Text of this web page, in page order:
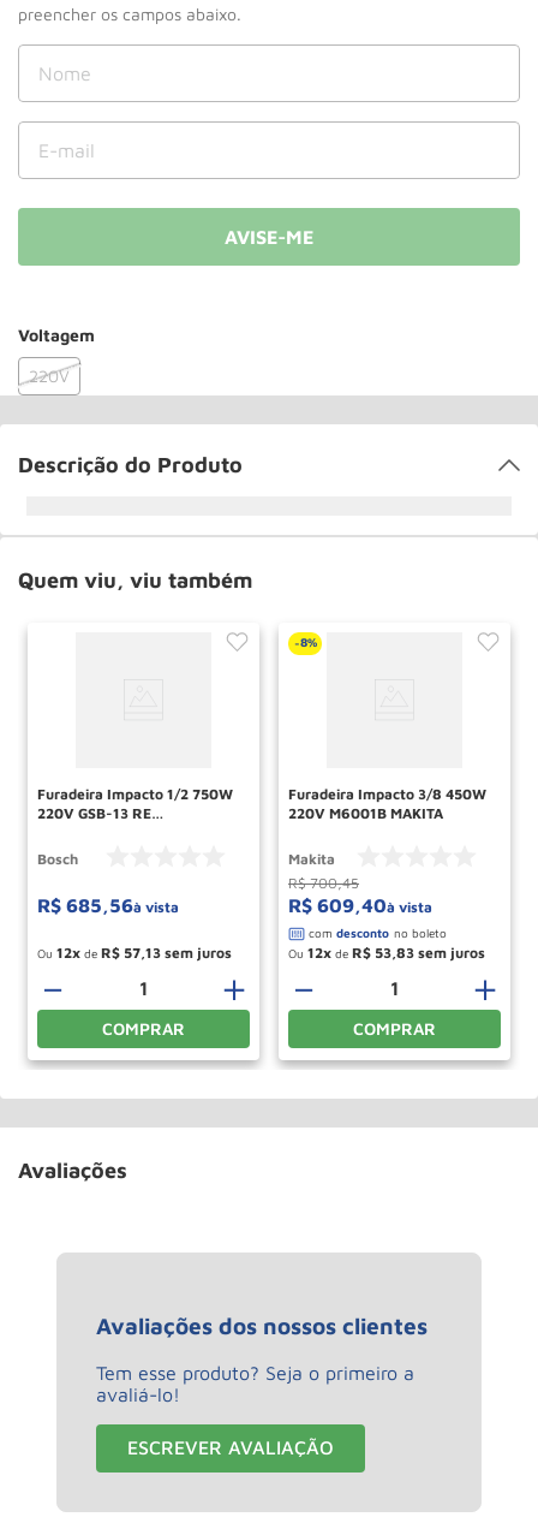
Voltagem
220V
Descrição do Produto
Quem viu, viu também
Furadeira Impacto 1/2 750W
220V GSB-13 RE
Bosch
R$ 685 56à vista
Ou 12 de R$ 57 13
＋
－
COMPRAR
-8%
Furadeira Impacto 3/8 450W
220V M6001B MAKITA
Makita
R$ 700,45
R$ 609 40à vista
Ou 12 de R$ 53 83
＋
－
COMPRAR
Avaliações
Avaliações dos nossos clientes
Tem esse produto? Seja o primeiro a
avaliá-lo!
ESCREVER AVALIAÇÃO
10º Roda